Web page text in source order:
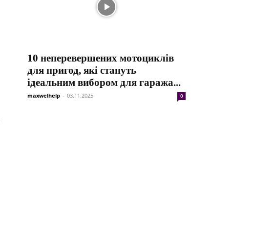
10 неперевершених мотоциклів
для пригод, які стануть
ідеальним вибором для гаража...
maxwelhelp - 03.11.2025 0